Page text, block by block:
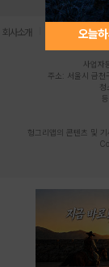
오늘하
회사소개 | 개인
사업자
주소: 서울시 금
헝그리앱의 콘텐츠 및